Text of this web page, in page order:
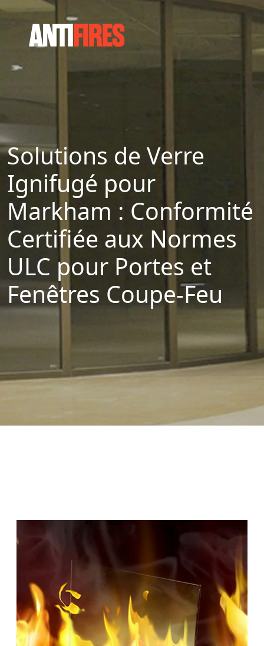
Solutions de Verre
Ignifugé pour
Markham : Conformité
Certifiée aux Normes
ULC pour Portes et
Fenêtres Coupe-Feu